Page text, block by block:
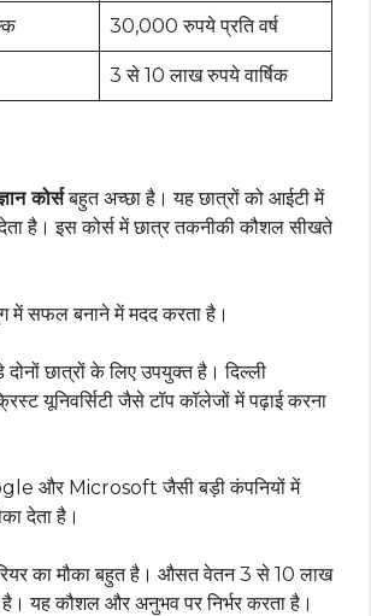
30,000 रुपये प्रति वर्ष
3 से 10 लाख रुपये वार्षिक
कोर्सबहुत अच्छा है। यह छात्रों को आईटी में
है। इस कोर्स में छात्र तकनीकी कौशल सीखते
में सफल बनाने में मदद करता है।
दोनों छात्रों के लिए उपयुक्त है। दिल्ली
यूनिवर्सिटी जैसे टॉप कॉलेजों में पढ़ाई करना
और Microsoft जैसी बड़ी कंपनियों में
देता है।
का मौका बहुत है। औसत वेतन 3 से 10 लाख
यह कौशल और अनुभव पर निर्भर करता है।